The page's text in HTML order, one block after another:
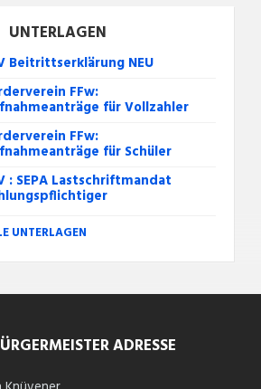
UNTERLAGEN
Beitrittserklärung NEU
FFw:
für Vollzahler
FFw:
für Schüler
: SEPA Lastschriftmandat
UNTERLAGEN
ADRESSE